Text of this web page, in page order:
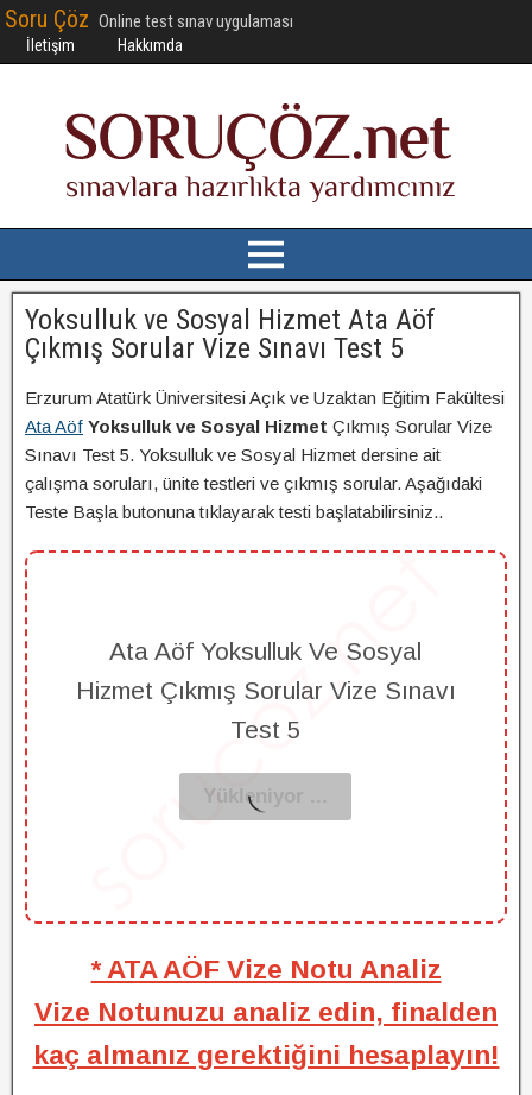
Soru Çöz Online test sınav uygulaması
İletişim Hakkımda
Yoksulluk ve Sosyal Hizmet Ata Aöf
Çıkmış Sorular Vize Sınavı Test 5
Erzurum Atatürk Üniversitesi Açık ve Uzaktan Eğitim Fakültesi
Ata Aöf Yoksulluk ve Sosyal Hizmet Çıkmış Sorular Vize
Sınavı Test 5. Yoksulluk ve Sosyal Hizmet dersine ait
çalışma soruları, ünite testleri ve çıkmış sorular. Aşağıdaki
Teste Başla butonuna tıklayarak testi başlatabilirsiniz..
Ata Aöf Yoksulluk Ve Sosyal
Hizmet Çıkmış Sorular Vize Sınavı
Test 5
* ATA AÖF Vize Notu Analiz
Vize Notunuzu analiz edin, finalden
kaç almanız gerektiğini hesaplayın!